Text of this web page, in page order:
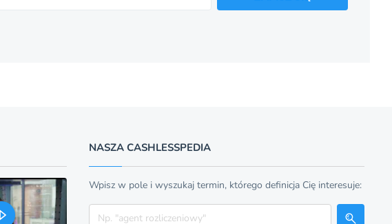
NASZA CASHLESSPEDIA
Wpisz w pole i wyszukaj termin, którego definicja Cię interesuje:
Szukaj